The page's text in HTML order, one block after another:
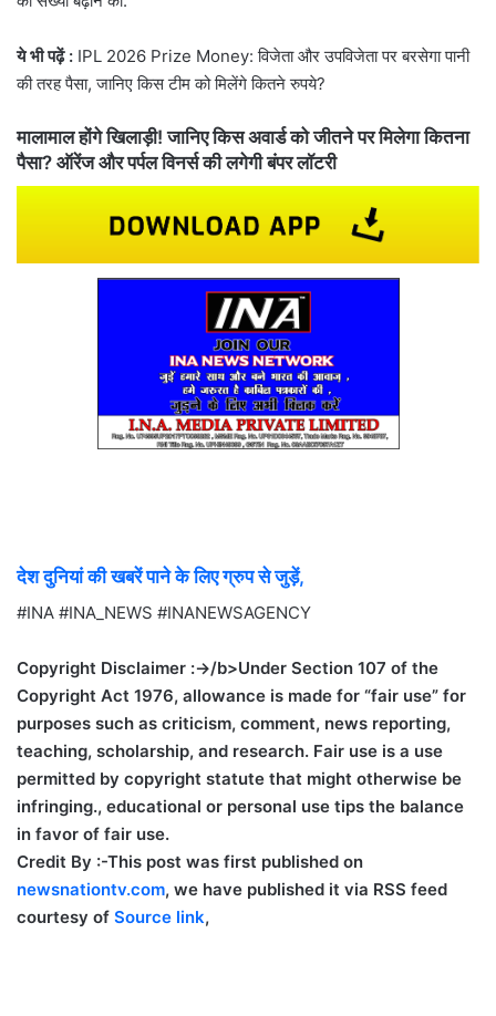
ये भी पढ़ें : IPL 2026 Prize Money: विजेता और उपविजेता पर बरसेगा पानी
की तरह पैसा, जानिए किस टीम को मिलेंगे कितने रुपये?
मालामाल होंगे खिलाड़ी! जानिए किस अवार्ड को जीतने पर मिलेगा कितना
पैसा? ऑरेंज और पर्पल विनर्स की लगेगी बंपर लॉटरी
देश दुनियां की खबरें पाने के लिए ग्रुप से जुड़ें,
#INA #INA_NEWS #INANEWSAGENCY
Copyright Disclaimer :->/b>Under Section 107 of the
Copyright Act 1976, allowance is made for “fair use” for
purposes such as criticism, comment, news reporting,
teaching, scholarship, and research. Fair use is a use
permitted by copyright statute that might otherwise be
infringing., educational or personal use tips the balance
in favor of fair use.
Credit By :-This post was first published on
newsnationtv.com, we have published it via RSS feed
courtesy of Source link,